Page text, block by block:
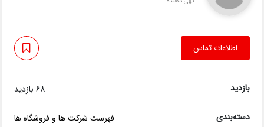
اطلاعات تماس
بازدید 68 بازدید
دسته‌بندی فهرست شرکت ها و فروشگاه ها